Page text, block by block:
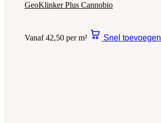
GeoKlinker Plus Cannobio
Vanaf 42,50 per m² Snel toevoegen